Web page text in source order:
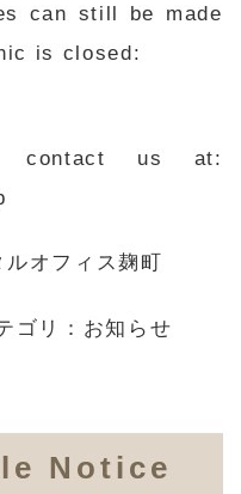
can still be made
is closed:
contact us at:
オフィス麹町
ゴリ： お知らせ
Notice